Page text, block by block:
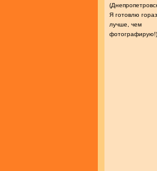
Я готовлю
лучше, чем